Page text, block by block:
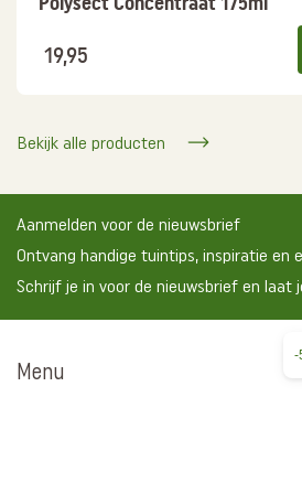
19,95
Bekijk alle producten
Aanmelden voor de nieuwsbrief
Ontvang handige tuintips, inspiratie en
Schrijf je in voor de nieuwsbrief en laat
Menu
-